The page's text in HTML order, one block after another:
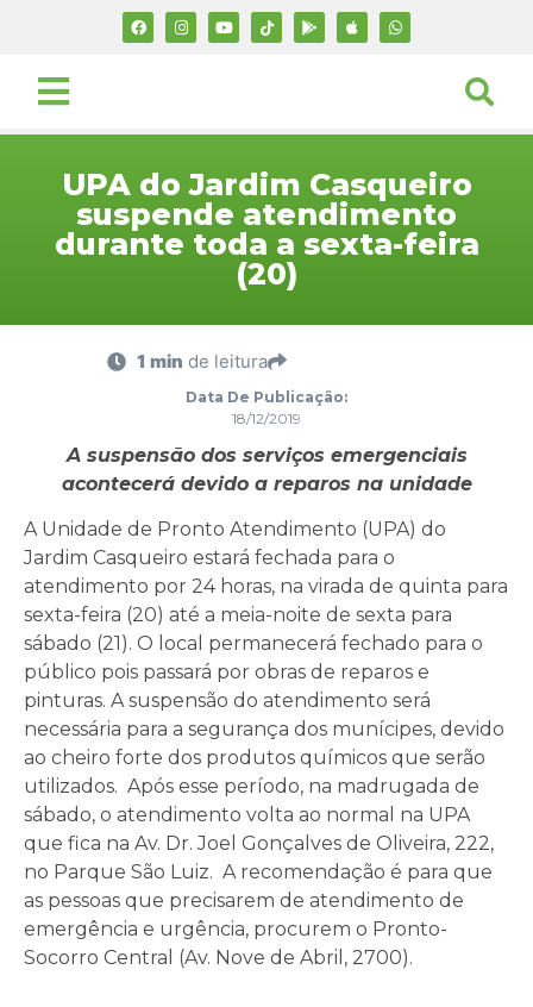
UPA do Jardim Casqueiro
suspende atendimento
durante toda a sexta-feira
(20)
1 min de leitura
Data De Publicação:
18/12/2019
A suspensão dos serviços emergenciais
acontecerá devido a reparos na unidade
A Unidade de Pronto Atendimento (UPA) do
Jardim Casqueiro estará fechada para o
atendimento por 24 horas, na virada de quinta para
sexta-feira (20) até a meia-noite de sexta para
sábado (21). O local permanecerá fechado para o
público pois passará por obras de reparos e
pinturas. A suspensão do atendimento será
necessária para a segurança dos munícipes, devido
ao cheiro forte dos produtos químicos que serão
utilizados. Após esse período, na madrugada de
sábado, o atendimento volta ao normal na UPA
que fica na Av. Dr. Joel Gonçalves de Oliveira, 222,
no Parque São Luiz. A recomendação é para que
as pessoas que precisarem de atendimento de
emergência e urgência, procurem o Pronto-
Socorro Central (Av. Nove de Abril, 2700).